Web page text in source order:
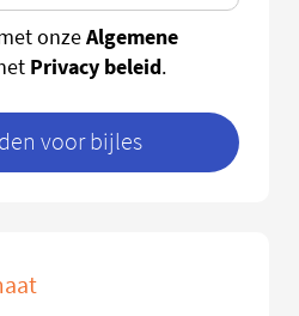
onzeAlgemene
Privacy beleid.
voor bijles